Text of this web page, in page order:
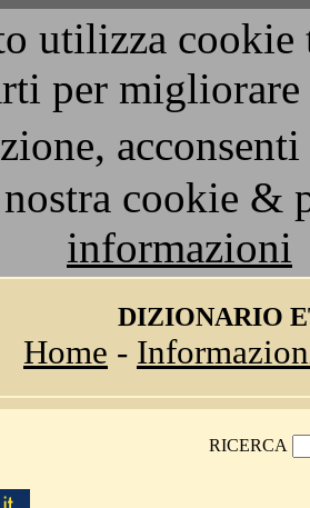
utilizza
per
nostra cookie &
informazioni
DIZIONARIO
Home -
RICERCA